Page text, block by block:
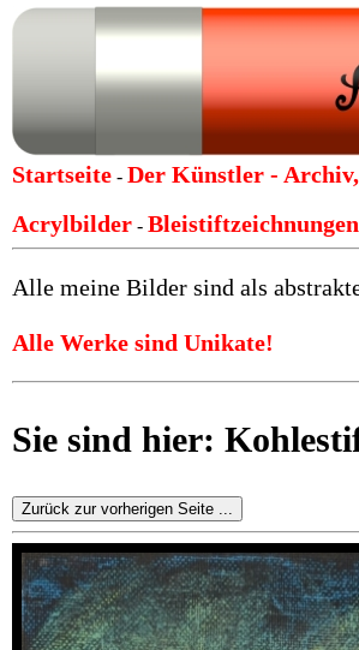
Startseite - Der Künstler -
Acrylbilder - Bleistiftzeichnungen
Alle meine Bilder sind als
Alle Werke sind Unikate!
Sie sind hier:
Zurück zur vorherigen Seite ...